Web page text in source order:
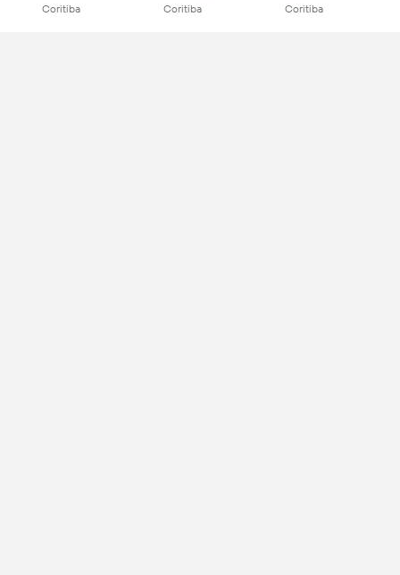
Coritiba Coritiba Coritiba